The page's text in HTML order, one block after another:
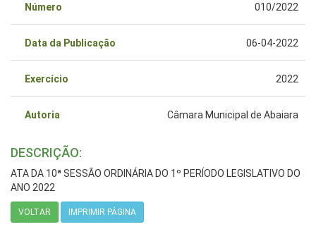
Número 010/2022
Data da Publicação 06-04-2022
Exercício 2022
Autoria Câmara Municipal de Abaiara
DESCRIÇÃO:
ATA DA 10ª SESSÃO ORDINÁRIA DO 1º PERÍODO LEGISLATIVO DO
ANO 2022
VOLTAR IMPRIMIR PÁGINA